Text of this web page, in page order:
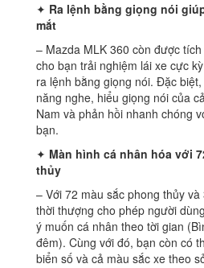
✦ Ra lệnh bằng giọng nói
mắt
– Mazda MLK 360 còn được
cho bạn trải nghiệm lái xe cực
ra lệnh bằng giọng nói. Đặc
năng nghe, hiểu giọng nói của
Nam và phản hồi nhanh chóng
bạn.
✦ Màn hình cá nhân hóa với
thủy
– Với 72 màu sắc phong thủy
thời thượng cho phép người
ý muốn cá nhân theo tời gian
đêm). Cùng với đó, bạn còn có
biển số và cả màu sắc xe theo